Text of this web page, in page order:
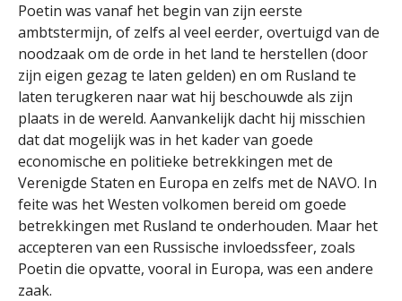
Poetin was vanaf het begin van zijn eerste
ambtstermijn, of zelfs al veel eerder, overtuigd van de
noodzaak om de orde in het land te herstellen (door
zijn eigen gezag te laten gelden) en om Rusland te
laten terugkeren naar wat hij beschouwde als zijn
plaats in de wereld. Aanvankelijk dacht hij misschien
dat dat mogelijk was in het kader van goede
economische en politieke betrekkingen met de
Verenigde Staten en Europa en zelfs met de NAVO. In
feite was het Westen volkomen bereid om goede
betrekkingen met Rusland te onderhouden. Maar het
accepteren van een Russische invloedssfeer, zoals
Poetin die opvatte, vooral in Europa, was een andere
zaak.